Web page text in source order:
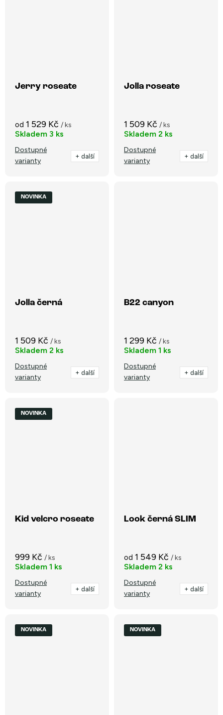
Jerry roseate
od 1 529 Kč / ks
Skladem 3 ks
Dostupné
varianty
+ další
Jolla roseate
1 509 Kč / ks
Skladem 2 ks
Dostupné
varianty
+ další
NOVINKA
Jolla černá
1 509 Kč / ks
Skladem 2 ks
Dostupné
varianty
+ další
B22 canyon
1 299 Kč / ks
Skladem 1 ks
Dostupné
varianty
+ další
NOVINKA
Kid velcro roseate
999 Kč / ks
Skladem 1 ks
Dostupné
varianty
+ další
Look černá SLIM
od 1 549 Kč / ks
Skladem 2 ks
Dostupné
varianty
+ další
NOVINKA NOVINKA